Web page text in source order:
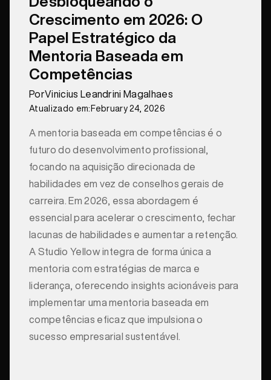
Crescimento em 2026: O
Papel Estratégico da
Mentoria Baseada em
Competências
PorVinicius Leandrini Magalhaes
Atualizado em: February 24, 2026
A mentoria baseada em competências é o
futuro do desenvolvimento profissional,
focando na aquisição direcionada de
habilidades em vez de conselhos gerais de
carreira. Em 2026, essa abordagem é
essencial para acelerar o crescimento, fechar
lacunas de habilidades e aumentar a retenção.
A Studio Yellow integra de forma única a
mentoria com estratégias de marca e
liderança, oferecendo insights acionáveis para
implementar uma mentoria baseada em
competências eficaz que impulsiona o
sucesso empresarial sustentável.